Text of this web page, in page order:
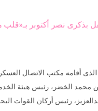
بذكرى نصر أكتوبر بـ«قلب
الخضر، رئيس هيئة
رئيس أركان القوات